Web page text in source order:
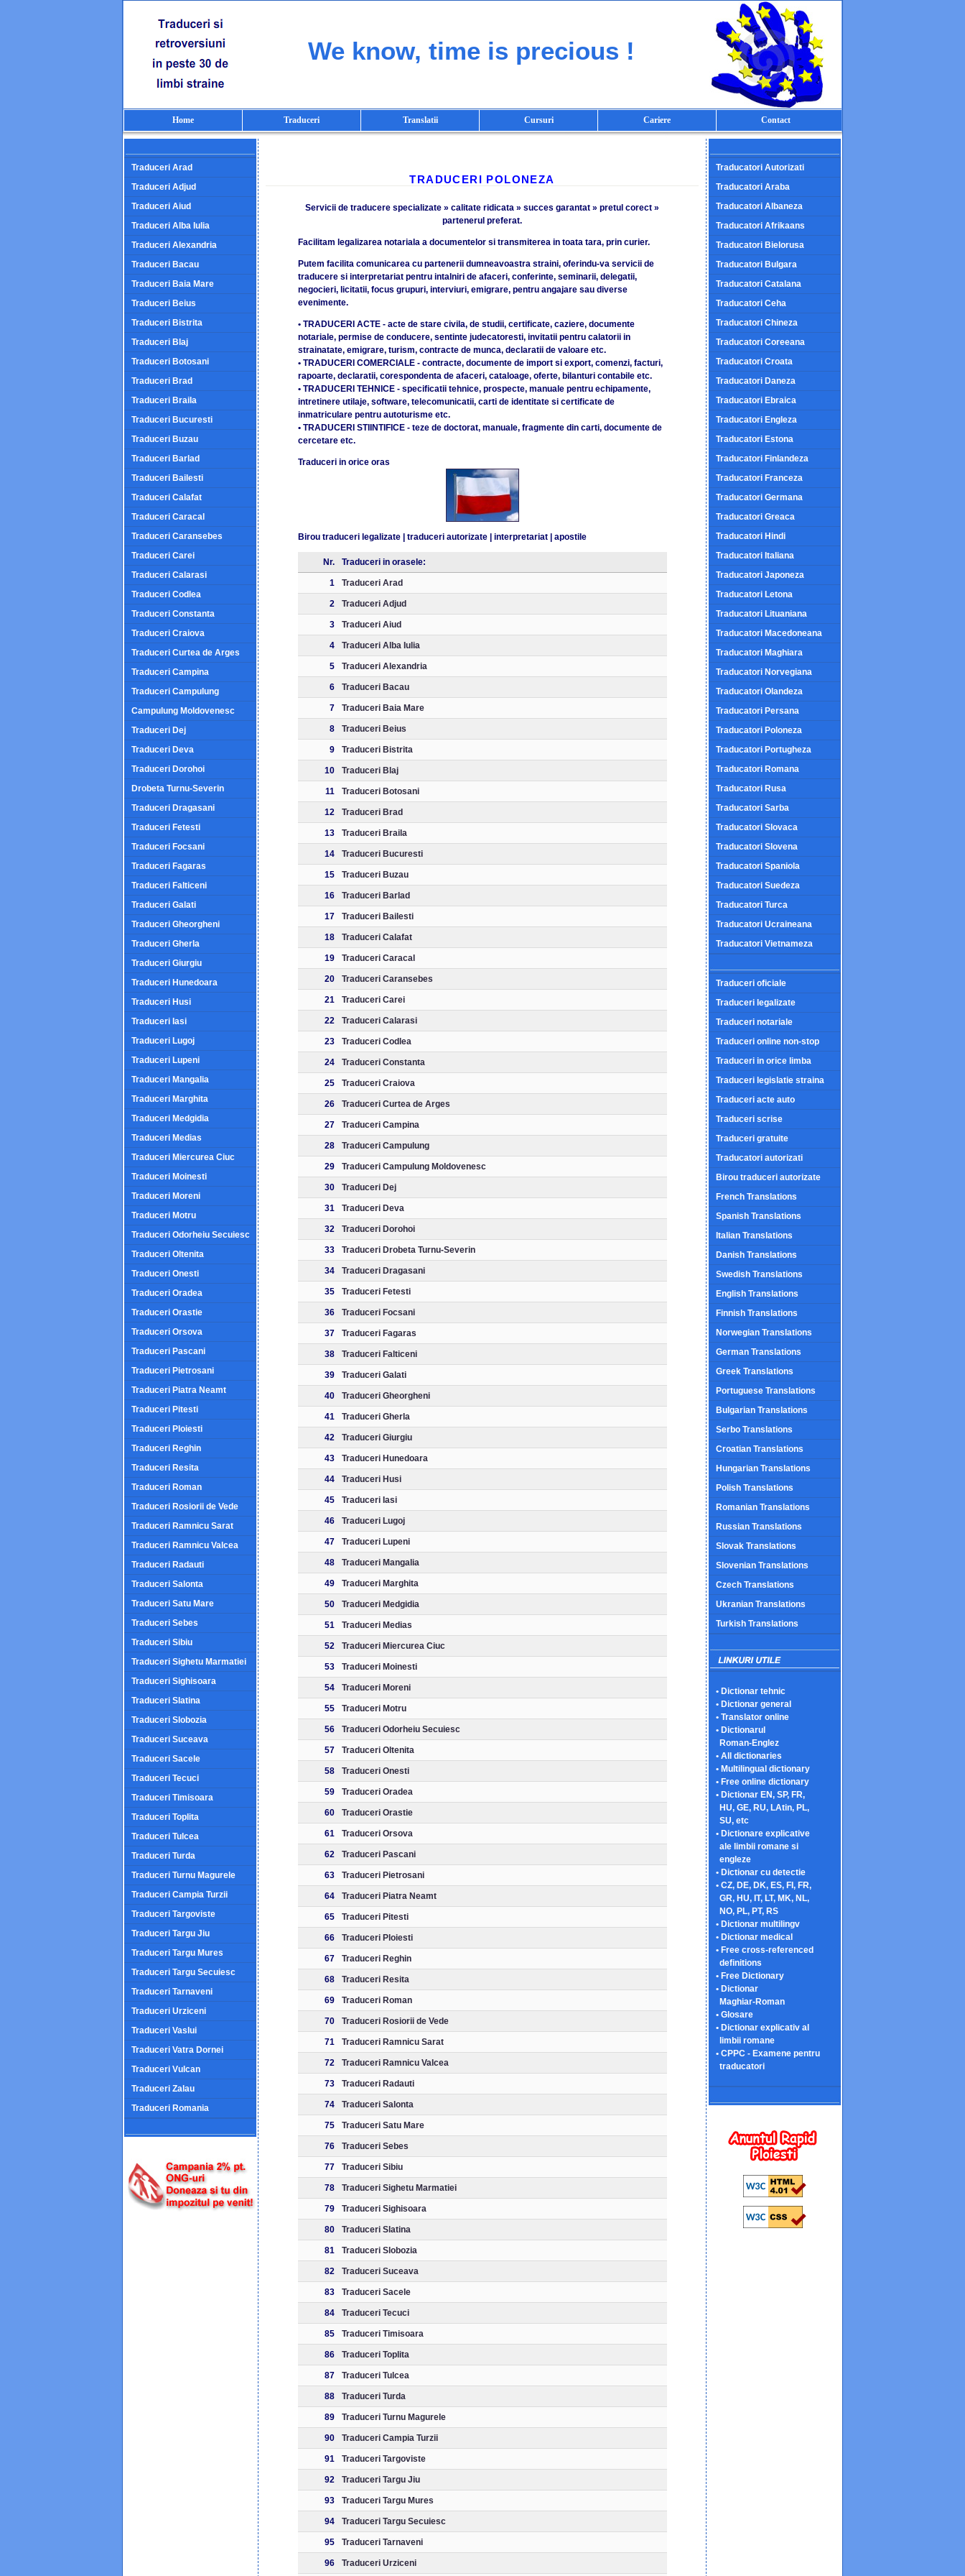
We know, time is precious !
Home Traduceri Translatii Cursuri Cariere Contact
Traduceri Arad
Traduceri Adjud
Traduceri Aiud
Traduceri Alba Iulia
Traduceri Alexandria
Traduceri Bacau
Traduceri Baia Mare
Traduceri Beius
Traduceri Bistrita
Traduceri Blaj
Traduceri Botosani
Traduceri Brad
Traduceri Braila
Traduceri Bucuresti
Traduceri Buzau
Traduceri Barlad
Traduceri Bailesti
Traduceri Calafat
Traduceri Caracal
Traduceri Caransebes
Traduceri Carei
Traduceri Calarasi
Traduceri Codlea
Traduceri Constanta
Traduceri Craiova
Traduceri Curtea de Arges
Traduceri Campina
Traduceri Campulung
Campulung Moldovenesc
Traduceri Dej
Traduceri Deva
Traduceri Dorohoi
Drobeta Turnu-Severin
Traduceri Dragasani
Traduceri Fetesti
Traduceri Focsani
Traduceri Fagaras
Traduceri Falticeni
Traduceri Galati
Traduceri Gheorgheni
Traduceri Gherla
Traduceri Giurgiu
Traduceri Hunedoara
Traduceri Husi
Traduceri Iasi
Traduceri Lugoj
Traduceri Lupeni
Traduceri Mangalia
Traduceri Marghita
Traduceri Medgidia
Traduceri Medias
Traduceri Miercurea Ciuc
Traduceri Moinesti
Traduceri Moreni
Traduceri Motru
Traduceri Odorheiu Secuiesc
Traduceri Oltenita
Traduceri Onesti
Traduceri Oradea
Traduceri Orastie
Traduceri Orsova
Traduceri Pascani
Traduceri Pietrosani
Traduceri Piatra Neamt
Traduceri Pitesti
Traduceri Ploiesti
Traduceri Reghin
Traduceri Resita
Traduceri Roman
Traduceri Rosiorii de Vede
Traduceri Ramnicu Sarat
Traduceri Ramnicu Valcea
Traduceri Radauti
Traduceri Salonta
Traduceri Satu Mare
Traduceri Sebes
Traduceri Sibiu
Traduceri Sighetu Marmatiei
Traduceri Sighisoara
Traduceri Slatina
Traduceri Slobozia
Traduceri Suceava
Traduceri Sacele
Traduceri Tecuci
Traduceri Timisoara
Traduceri Toplita
Traduceri Tulcea
Traduceri Turda
Traduceri Turnu Magurele
Traduceri Campia Turzii
Traduceri Targoviste
Traduceri Targu Jiu
Traduceri Targu Mures
Traduceri Targu Secuiesc
Traduceri Tarnaveni
Traduceri Urziceni
Traduceri Vaslui
Traduceri Vatra Dornei
Traduceri Vulcan
Traduceri Zalau
Traduceri Romania
TRADUCERI POLONEZA
Servicii de traducere specializate » calitate ridicata » succes garantat » pretul corect »
partenerul preferat.
Facilitam legalizarea notariala a documentelor si transmiterea in toata tara, prin curier.
Putem facilita comunicarea cu partenerii dumneavoastra straini, oferindu-va servicii de
traducere si interpretariat pentru intalniri de afaceri, conferinte, seminarii, delegatii,
negocieri, licitatii, focus grupuri, interviuri, emigrare, pentru angajare sau diverse
evenimente.
• TRADUCERI ACTE - acte de stare civila, de studii, certificate, caziere, documente
notariale, permise de conducere, sentinte judecatoresti, invitatii pentru calatorii in
strainatate, emigrare, turism, contracte de munca, declaratii de valoare etc.
• TRADUCERI COMERCIALE - contracte, documente de import si export, comenzi, facturi,
rapoarte, declaratii, corespondenta de afaceri, cataloage, oferte, bilanturi contabile etc.
• TRADUCERI TEHNICE - specificatii tehnice, prospecte, manuale pentru echipamente,
intretinere utilaje, software, telecomunicatii, carti de identitate si certificate de
inmatriculare pentru autoturisme etc.
• TRADUCERI STIINTIFICE - teze de doctorat, manuale, fragmente din carti, documente de
cercetare etc.
Traduceri in orice oras
Birou traduceri legalizate| traduceri autorizate| interpretariat| apostile
Nr. Traduceri in orasele:
1 Traduceri Arad
2 Traduceri Adjud
3 Traduceri Aiud
4 Traduceri Alba Iulia
5 Traduceri Alexandria
6 Traduceri Bacau
7 Traduceri Baia Mare
8 Traduceri Beius
9 Traduceri Bistrita
10 Traduceri Blaj
11 Traduceri Botosani
12 Traduceri Brad
13 Traduceri Braila
14 Traduceri Bucuresti
15 Traduceri Buzau
16 Traduceri Barlad
17 Traduceri Bailesti
18 Traduceri Calafat
19 Traduceri Caracal
20 Traduceri Caransebes
21 Traduceri Carei
22 Traduceri Calarasi
23 Traduceri Codlea
24 Traduceri Constanta
25 Traduceri Craiova
26 Traduceri Curtea de Arges
27 Traduceri Campina
28 Traduceri Campulung
29 Traduceri Campulung Moldovenesc
30 Traduceri Dej
31 Traduceri Deva
32 Traduceri Dorohoi
33 Traduceri Drobeta Turnu-Severin
34 Traduceri Dragasani
35 Traduceri Fetesti
36 Traduceri Focsani
37 Traduceri Fagaras
38 Traduceri Falticeni
39 Traduceri Galati
40 Traduceri Gheorgheni
41 Traduceri Gherla
42 Traduceri Giurgiu
43 Traduceri Hunedoara
44 Traduceri Husi
45 Traduceri Iasi
46 Traduceri Lugoj
47 Traduceri Lupeni
48 Traduceri Mangalia
49 Traduceri Marghita
50 Traduceri Medgidia
51 Traduceri Medias
52 Traduceri Miercurea Ciuc
53 Traduceri Moinesti
54 Traduceri Moreni
55 Traduceri Motru
56 Traduceri Odorheiu Secuiesc
57 Traduceri Oltenita
58 Traduceri Onesti
59 Traduceri Oradea
60 Traduceri Orastie
61 Traduceri Orsova
62 Traduceri Pascani
63 Traduceri Pietrosani
64 Traduceri Piatra Neamt
65 Traduceri Pitesti
66 Traduceri Ploiesti
67 Traduceri Reghin
68 Traduceri Resita
69 Traduceri Roman
70 Traduceri Rosiorii de Vede
71 Traduceri Ramnicu Sarat
72 Traduceri Ramnicu Valcea
73 Traduceri Radauti
74 Traduceri Salonta
75 Traduceri Satu Mare
76 Traduceri Sebes
77 Traduceri Sibiu
78 Traduceri Sighetu Marmatiei
79 Traduceri Sighisoara
80 Traduceri Slatina
81 Traduceri Slobozia
82 Traduceri Suceava
83 Traduceri Sacele
84 Traduceri Tecuci
85 Traduceri Timisoara
86 Traduceri Toplita
87 Traduceri Tulcea
88 Traduceri Turda
89 Traduceri Turnu Magurele
90 Traduceri Campia Turzii
91 Traduceri Targoviste
92 Traduceri Targu Jiu
93 Traduceri Targu Mures
94 Traduceri Targu Secuiesc
95 Traduceri Tarnaveni
96 Traduceri Urziceni
Traducatori Autorizati
Traducatori Araba
Traducatori Albaneza
Traducatori Afrikaans
Traducatori Bielorusa
Traducatori Bulgara
Traducatori Catalana
Traducatori Ceha
Traducatori Chineza
Traducatori Coreeana
Traducatori Croata
Traducatori Daneza
Traducatori Ebraica
Traducatori Engleza
Traducatori Estona
Traducatori Finlandeza
Traducatori Franceza
Traducatori Germana
Traducatori Greaca
Traducatori Hindi
Traducatori Italiana
Traducatori Japoneza
Traducatori Letona
Traducatori Lituaniana
Traducatori Macedoneana
Traducatori Maghiara
Traducatori Norvegiana
Traducatori Olandeza
Traducatori Persana
Traducatori Poloneza
Traducatori Portugheza
Traducatori Romana
Traducatori Rusa
Traducatori Sarba
Traducatori Slovaca
Traducatori Slovena
Traducatori Spaniola
Traducatori Suedeza
Traducatori Turca
Traducatori Ucraineana
Traducatori Vietnameza
Traduceri oficiale
Traduceri legalizate
Traduceri notariale
Traduceri online non-stop
Traduceri in orice limba
Traduceri legislatie straina
Traduceri acte auto
Traduceri scrise
Traduceri gratuite
Traducatori autorizati
Birou traduceri autorizate
French Translations
Spanish Translations
Italian Translations
Danish Translations
Swedish Translations
English Translations
Finnish Translations
Norwegian Translations
German Translations
Greek Translations
Portuguese Translations
Bulgarian Translations
Serbo Translations
Croatian Translations
Hungarian Translations
Polish Translations
Romanian Translations
Russian Translations
Slovak Translations
Slovenian Translations
Czech Translations
Ukranian Translations
Turkish Translations
• Dictionar tehnic
• Dictionar general
• Translator online
• Dictionarul
Roman-Englez
• All dictionaries
• Multilingual dictionary
• Free online dictionary
• Dictionar EN, SP, FR,
HU, GE, RU, LAtin, PL,
SU, etc
• Dictionare explicative
ale limbii romane si
engleze
• Dictionar cu detectie
• CZ, DE, DK, ES, FI, FR,
GR, HU, IT, LT, MK, NL,
NO, PL, PT, RS
• Dictionar multilingv
• Dictionar medical
• Free cross-referenced
definitions
• Free Dictionary
• Dictionar
Maghiar-Roman
• Glosare
• Dictionar explicativ al
limbii romane
• CPPC - Examene pentru
traducatori